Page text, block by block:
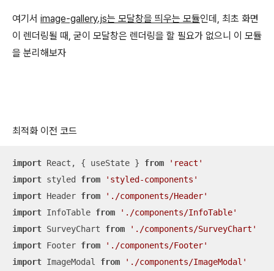
여기서 image-gallery.js는 모달창을 띄우는 모듈인데, 최초 화면
이 렌더링될 때, 굳이 모달창은 렌더링을 할 필요가 없으니 이 모듈
을 분리해보자
최적화 이전 코드
import React, { useState } from
'react'
import styled from
'styled-components'
import Header from
'./components/Header'
import InfoTable from
'./components/InfoTable'
import SurveyChart from
'./components/SurveyChart'
import Footer from
'./components/Footer'
import ImageModal from './components/ImageModal'